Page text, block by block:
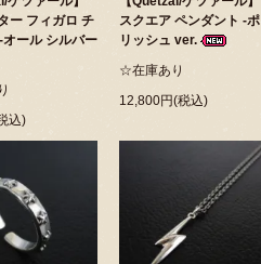
ー フィガロ チ
オール シルバー
込)
スクエア ペンダント -ポ
リッシュ ver.
☆在庫あり
12,800円(税込)